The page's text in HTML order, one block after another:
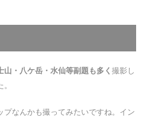
山・八ケ岳・水仙等副題も多く 撮影し
プなんかも撮ってみたいですね。イン